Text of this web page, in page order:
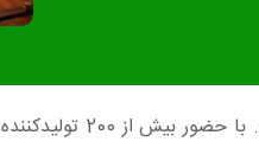
اولین سامانه هوشمند صنعت قارچ» با 15 بخش متنوع. با حضور بیش از 200 تولیدکننده